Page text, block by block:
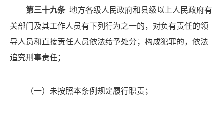
第三十九条 地方各级人民政府和县级以上人民政府有
关部门及其工作人员有下列行为之一的，对负有责任的领
导人员和直接责任人员依法给予处分；构成犯罪的，依法
追究刑事责任；
（一） 未按照本条例规定履行职责；